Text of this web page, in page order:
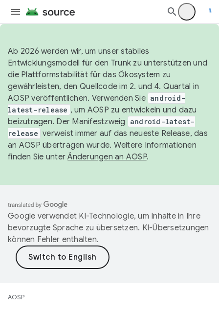
Ab 2026 werden wir, um unser stabiles
Entwicklungsmodell für den Trunk zu unterstützen und
die Plattformstabilität für das Ökosystem zu
gewährleisten, den Quellcode im 2. und 4. Quartal in
AOSP veröffentlichen. Verwenden Sie android-
latest-release , um AOSP zu entwickeln und dazu
beizutragen. Der Manifestzweig
android-latest-
release verweist immer auf das neueste Release, das
an AOSP übertragen wurde. Weitere Informationen
finden Sie unterÄnderungen an AOSP.
Google verwendet KI-Technologie, um Inhalte in Ihre
bevorzugte Sprache zu übersetzen. KI-Übersetzungen
können Fehler enthalten.
AOSP